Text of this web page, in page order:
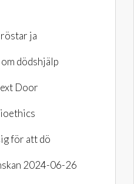
ja
dödshjälp
Door
för att dö
2024-06-26